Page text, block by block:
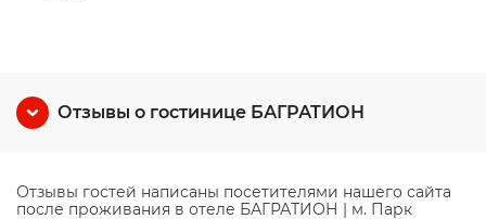
Отзывы о гостинице БАГРАТИОН
Отзывы гостей написаны посетителями нашего сайта
после проживания в отеле БАГРАТИОН | м. Парк